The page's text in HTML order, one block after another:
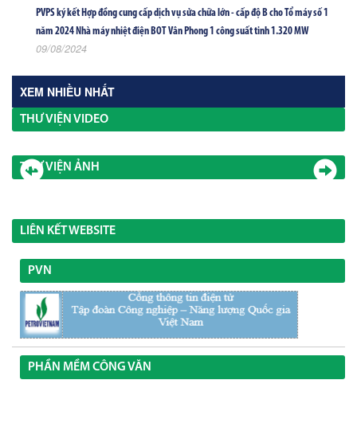
PVPS ký kết Hợp đồng cung cấp dịch vụ sửa chữa lớn - cấp độ B cho Tổ máy số 1
năm 2024 Nhà máy nhiệt điện BOT Vân Phong 1 công suất tinh 1.320 MW
09/08/2024
XEM NHIỀU NHẤT
THƯ VIỆN VIDEO
THƯ VIỆN ẢNH
LIÊN KẾT WEBSITE
PVN
PHẦN MỀM CÔNG VĂN